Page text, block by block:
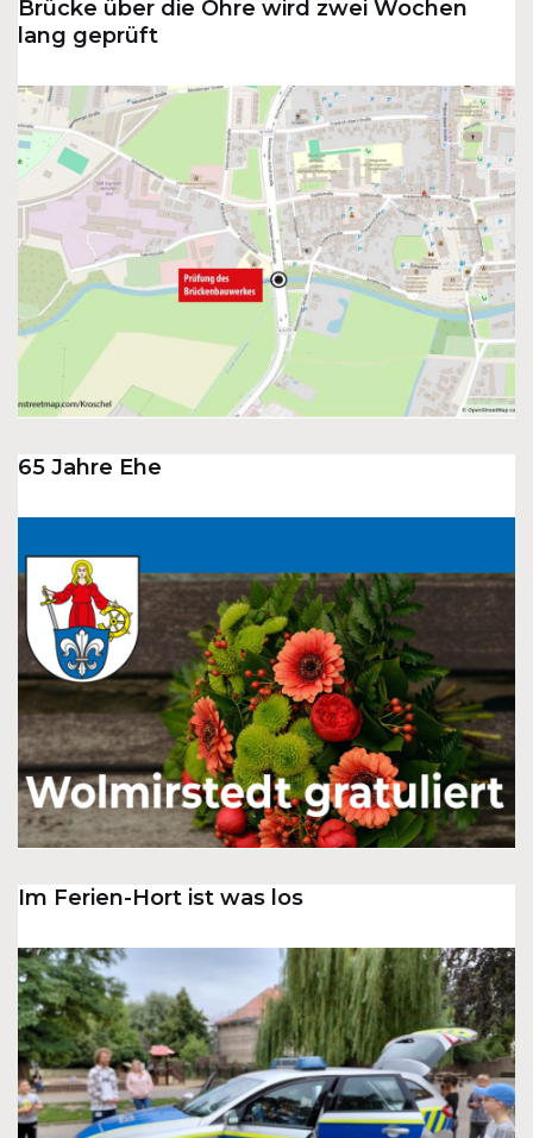
Brücke über die Ohre wird zwei Wochen
lang geprüft
65 Jahre Ehe
Im Ferien-Hort ist was los